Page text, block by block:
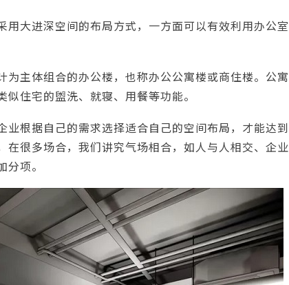
大进深空间的布局方式，一方面可以有效利用办公室
主体组合的办公楼，也称办公公寓楼或商住楼。公寓
住宅的盥洗、就寝、用餐等功能。
根据自己的需求选择适合自己的空间布局，才能达到
很多场合，我们讲究气场相合，如人与人相交、企业
项。